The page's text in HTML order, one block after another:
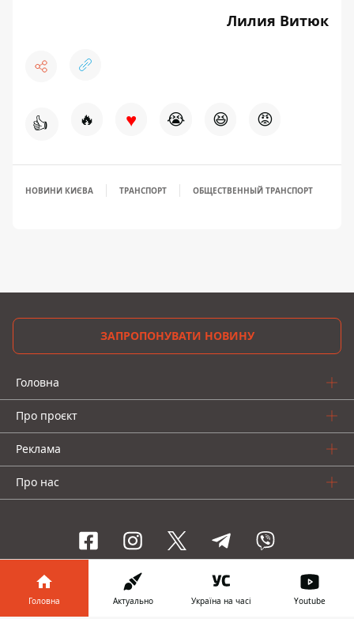
Лилия Витюк
👍 🔥 ♥ 😭 😆 😡
НОВИНИ КИЄВА ТРАНСПОРТ ОБЩЕСТВЕННЫЙ ТРАНСПОРТ
ЗАПРОПОНУВАТИ НОВИНУ
Головна
Про проєкт
Реклама
Про нас
Інформатор проекти
Головна Актуально Україна на часі Youtube